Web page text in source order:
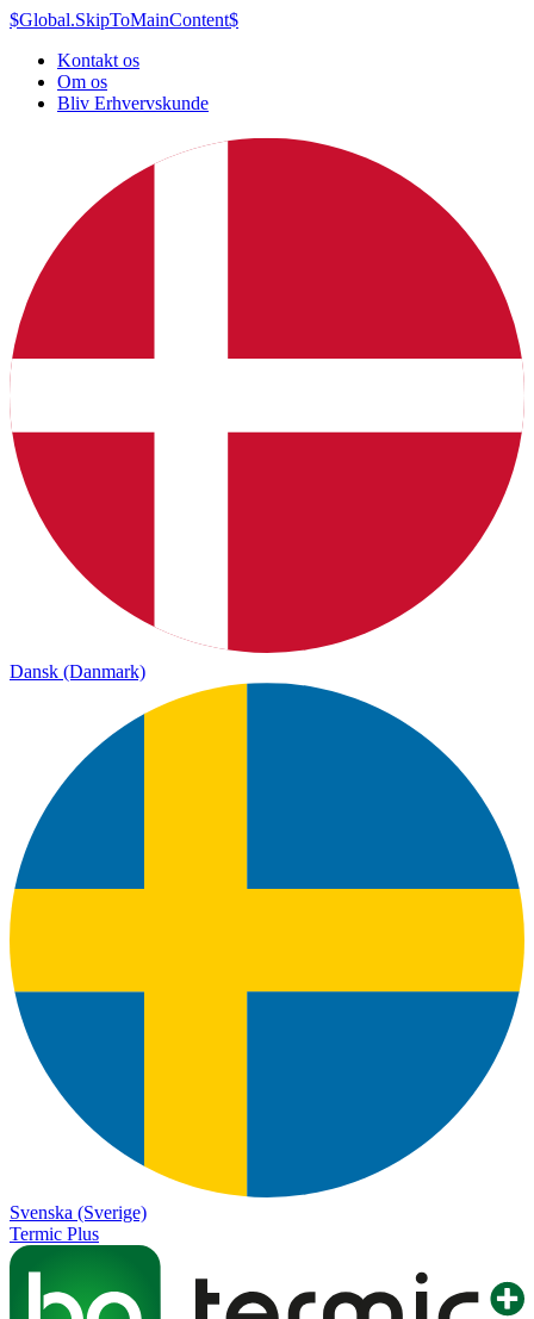
$Global.SkipToMainContent$
Kontakt os
Om os
Bliv Erhvervskunde
Dansk (Danmark)
Svenska (Sverige)
Termic Plus